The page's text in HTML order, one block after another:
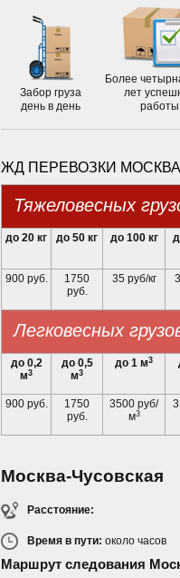
Забор груза
день в день
Более
лет
работы
ЖД ПЕРЕВОЗКИ
Тяжеловесных
до 20 кг до 50 кг до 100 кг
900 руб.
1750
руб.
35 руб/кг
Легковесных
до 0,2
м3
до 0,5
м3
до 1 м3
900 руб.
1750
руб.
3500 руб/
м3
Москва-Чусовская
Расстояние:
Время в пути: около часов
Маршрут следования